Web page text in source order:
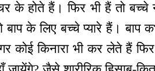
के होते हैं। फिर भी हैं तो
बाप के लिए बच्चे प्यारे हैं।
कोई किनारा भी कर लेते हैं